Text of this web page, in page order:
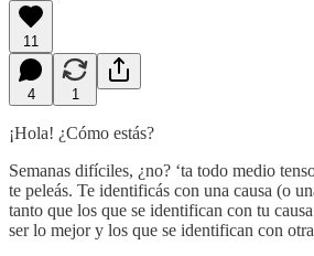
11
4 1
¡Hola! ¿Cómo estás?
Semanas difíciles, ¿no? ‘ta todo medio
te peleás. Te identificás con una causa (o
tanto que los que se identifican con tu
ser lo mejor y los que se identifican con